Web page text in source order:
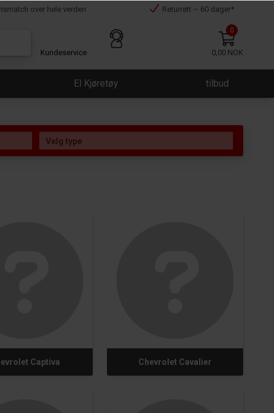
over hele verden Returrett – 60 dager*
Kundeservice
0
0,00 NOK
El Kjøretøy tilbud
Captiva Chevrolet Cavalier